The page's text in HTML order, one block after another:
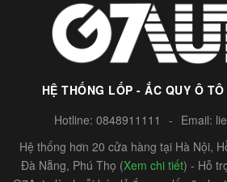
HỆ THỐNG LỐP - ẮC QUY Ô
Hotline: 0848911111 - Email:
Hệ thống hơn 20 cửa hàng tại Hà Nội,
Đà Nẵng, Phú Thọ (Xem chi tiết) - Hỗ